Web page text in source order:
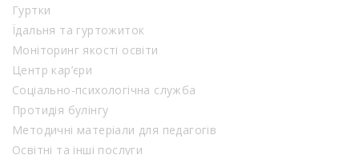
Гуртки
Їдальня та гуртожиток
Моніторинг якості освіти
Центр кар’єри
Соціально-психологічна служба
Протидія булінгу
Методичні матеріали для педагогів
Освітні та інші послуги